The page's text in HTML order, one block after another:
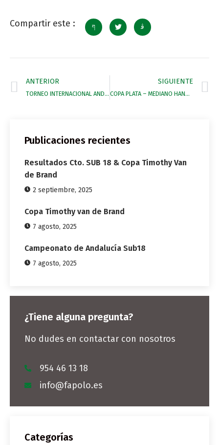
Compartir este :
ANTERIOR
TORNEO INTERNACIONAL ANDALUCIA. COPA BRONCE
SIGUIENTE
COPA PLATA – MEDIANO HANDICAP
Publicaciones recientes
Resultados Cto. SUB 18 & Copa Timothy Van
de Brand
2 septiembre, 2025
Copa Timothy van de Brand
7 agosto, 2025
Campeonato de Andalucía Sub18
7 agosto, 2025
¿Tiene alguna pregunta?
No dudes en contactar con nosotros
954 46 13 18
info@fapolo.es
Categorías